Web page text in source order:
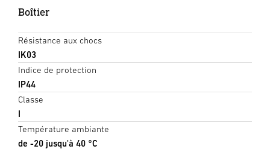
Boîtier
Résistance aux chocs
IK03
Indice de protection
IP44
Classe
I
Température ambiante
de -20 jusqu'à 40 °C